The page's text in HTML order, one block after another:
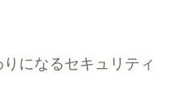
になるセキュリティ